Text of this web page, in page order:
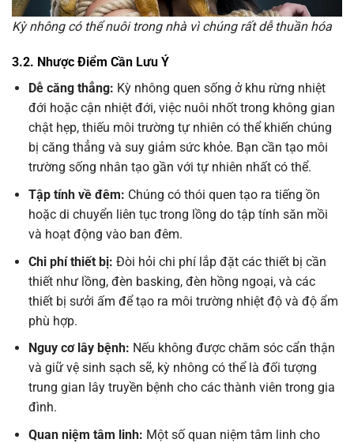
Kỳ nhông có thể nuôi trong nhà vì chúng rất dễ thuần hóa
3.2. Nhược Điểm Cần Lưu Ý
Dễ căng thẳng: Kỳ nhông quen sống ở khu rừng nhiệt
đới hoặc cận nhiệt đới, việc nuôi nhốt trong không gian
chật hẹp, thiếu môi trường tự nhiên có thể khiến chúng
bị căng thẳng và suy giảm sức khỏe. Bạn cần tạo môi
trường sống nhân tạo gần với tự nhiên nhất có thể.
Tập tính về đêm: Chúng có thói quen tạo ra tiếng ồn
hoặc di chuyển liên tục trong lồng do tập tính săn mồi
và hoạt động vào ban đêm.
Chi phí thiết bị: Đòi hỏi chi phí lắp đặt các thiết bị cần
thiết như lồng, đèn basking, đèn hồng ngoại, và các
thiết bị sưởi ấm để tạo ra môi trường nhiệt độ và độ ẩm
phù hợp.
Nguy cơ lây bệnh: Nếu không được chăm sóc cẩn thận
và giữ vệ sinh sạch sẽ, kỳ nhông có thể là đối tượng
trung gian lây truyền bệnh cho các thành viên trong gia
đình.
Quan niệm tâm linh: Một số quan niệm tâm linh cho